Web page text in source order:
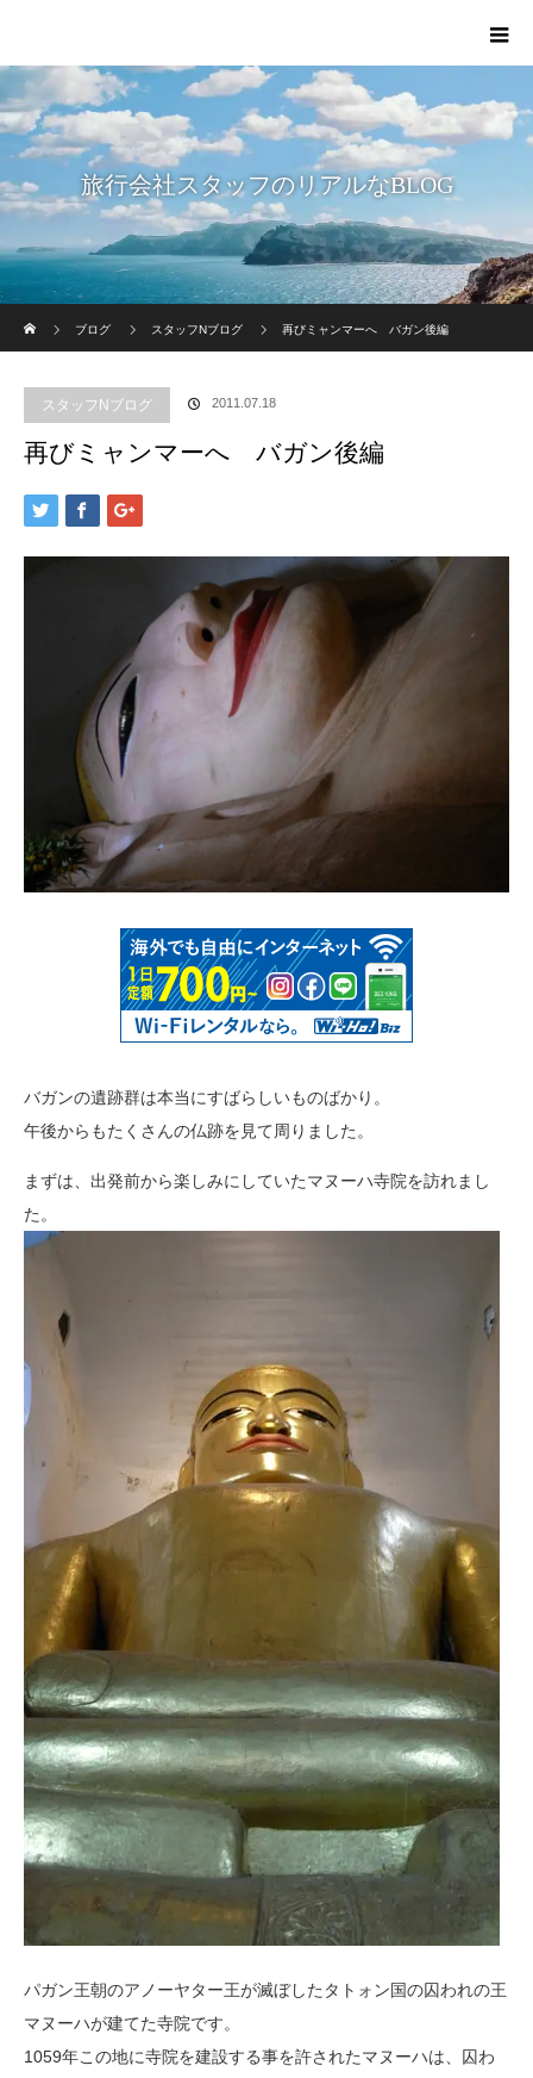
旅行会社スタッフのリアルなBLOG
ブログ
スタッフNブログ 再びミャンマーへ バガン後編
スタッフNブログ 2011.07.18
再びミャンマーへ バガン後編
バガンの遺跡群は本当にすばらしいものばかり。
午後からもたくさんの仏跡を見て周りました。
まずは、出発前から楽しみにしていたマヌーハ寺院を訪れまし
た。
パガン王朝のアノーヤター王が滅ぼしたタトォン国の囚われの王
マヌーハが建てた寺院です。
1059年この地に寺院を建設する事を許されたマヌーハは、囚わ